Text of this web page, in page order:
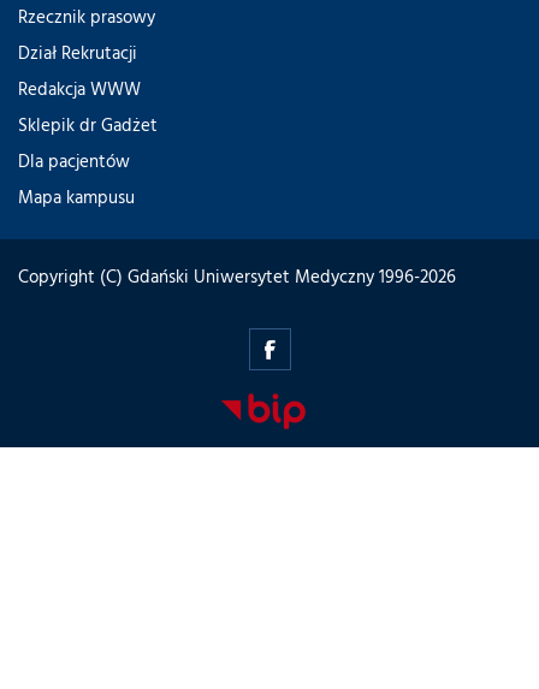
Rzecznik prasowy
Dział Rekrutacji
Redakcja WWW
Sklepik dr Gadżet
Dla pacjentów
Mapa kampusu
Copyright (C) Gdański Uniwersytet Medyczny 1996-2026
-
Facebook